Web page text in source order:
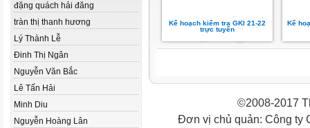
đặng quách hải đăng
tràn thị thanh hương
Lý Thành Lễ
Đinh Thị Ngân
Nguyễn Văn Bắc
Lê Tấn Hải
Minh Diu
Nguyễn Hoàng Lân
Kế hoạch kiểm tra GKI 21-22
trực tuyến
Kế
©2008-2017
Đơn vị chủ quản: Công ty